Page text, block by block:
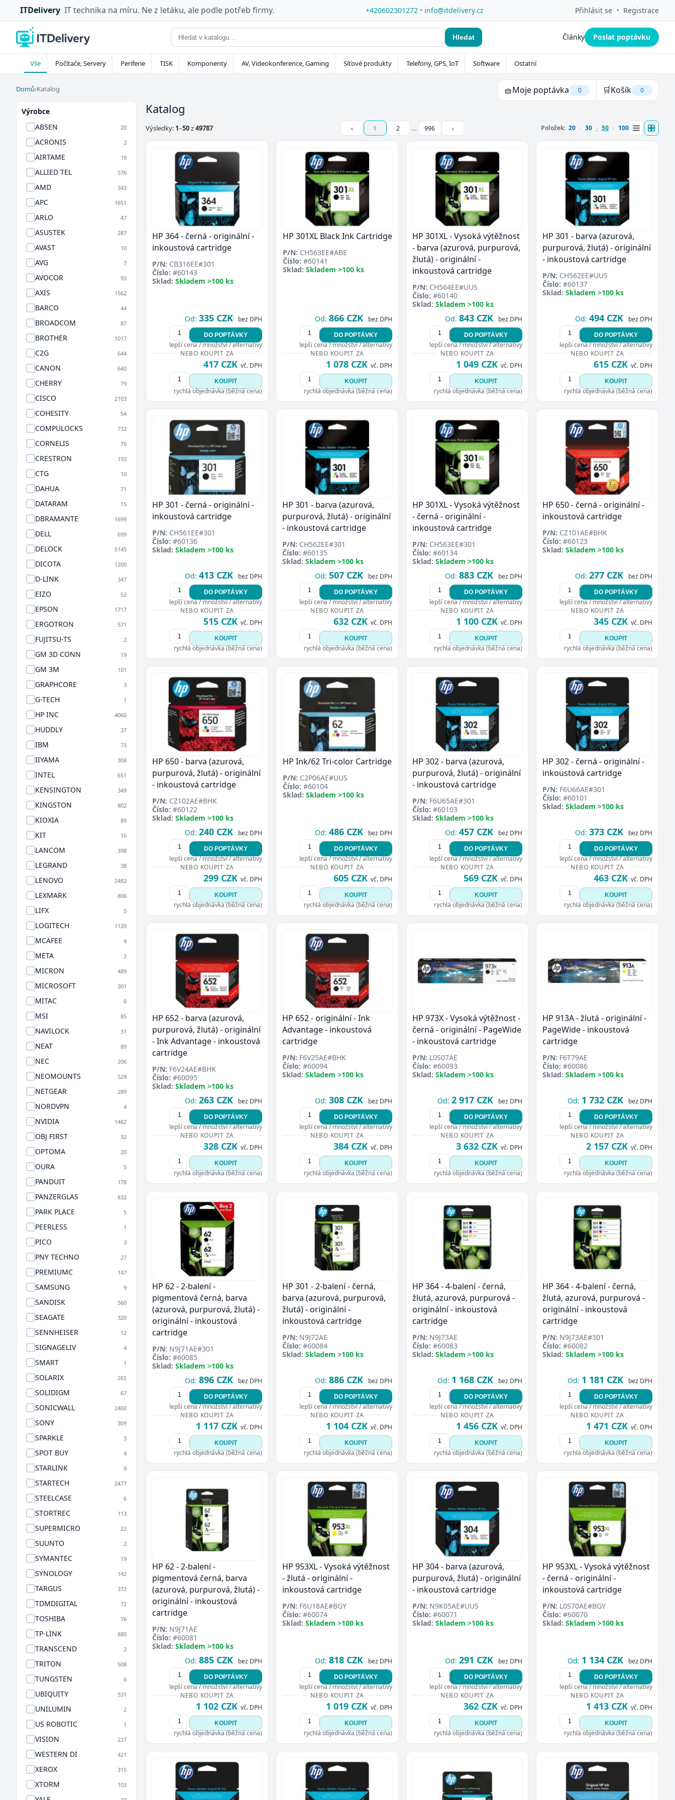
ITDelivery IT technika na míru. Ne z letáku, ale podle potřeb firmy. +420602301272 • info@itdelivery.cz Přihlásit se • Registrace
Hledat Články Poslat poptávku
Vše Počítače, Servery Periferie TISK Komponenty AV, Videokonference, Gaming Síťové produkty Telefony, GPS, IoT Software Ostatní
Domů›Katalog 🧺Moje poptávka 0 🛒Košík 0
Přejít do poptávky
Výrobce
ABSEN
20
ACRONIS 2
AIRTAME 19
ALLIED TEL 576
AMD 343
APC 1651
ARLO 47
ASUSTEK 287
AVAST 10
AVG 7
AVOCOR 93
AXIS 1562
BARCO 44
BROADCOM 87
BROTHER 1017
C2G 644
CANON 640
CHERRY 79
CISCO 2103
COHESITY 54
COMPULOCKS 732
CORNELIS 76
CRESTRON 193
CTG 10
DAHUA 71
DATARAM 15
DBRAMANTE 1699
DELL 699
DELOCK 5145
DICOTA 1200
D-LINK 347
EIZO 52
EPSON 1717
ERGOTRON 571
FUJITSU-TS 2
GM 3D CONN 19
GM 3M 101
GRAPHCORE 3
G-TECH 1
HP INC 4060
HUDDLY 37
IBM 73
IIYAMA 308
INTEL 651
KENSINGTON 349
KINGSTON 802
KIOXIA 89
KIT 16
LANCOM 398
LEGRAND 38
LENOVO 2482
LEXMARK 806
LIFX 5
LOGITECH 1120
MCAFEE 4
META 2
MICRON 489
MICROSOFT 301
MITAC 8
MSI 85
NAVILOCK 31
NEAT 89
NEC 206
NEOMOUNTS 529
NETGEAR 289
NORDVPN 4
NVIDIA 1482
OBJ FIRST 32
OPTOMA 20
OURA 5
PANDUIT 178
PANZERGLAS 832
PARK PLACE 5
PEERLESS 1
PICO 3
PNY TECHNO 27
PREMIUMC 147
SAMSUNG 9
SANDISK 560
SEAGATE 320
SENNHEISER 12
SIGNAGELIV 4
SMART 1
SOLARIX 265
SOLIDIGM 67
SONICWALL 2400
SONY 309
SPARKLE 3
SPOT BUY 4
STARLINK 9
STARTECH 2477
STEELCASE 6
STORTREC 113
SUPERMICRO 22
SUUNTO 2
SYMANTEC 19
SYNOLOGY 142
TARGUS 372
TDMDIGITAL 72
TOSHIBA 76
TP-LINK 880
TRANSCEND 2
TRITON 508
TUNGSTEN 6
UBIQUITY 531
UNILUMIN 2
US ROBOTIC 1
VISION 227
WESTERN DI 421
XEROX 315
XTORM 103
Katalog
Výsledky: 1–50z49787 ‹ 1 2 … 996 › Položek: 20 30 50 100
HP 364 - černá - originální -
inkoustová cartridge
P/N: CB316EE#301
Číslo: #60143
Sklad: Skladem >100 ks
Od: 335 CZK bez DPH
DO POPTÁVKY
lepší cena / množství / alternativy
NEBO KOUPIT ZA
417 CZK vč. DPH
KOUPIT
rychlá objednávka (běžná cena)
HP 301XL Black Ink Cartridge
P/N: CH563EE#ABE
Číslo: #60141
Sklad: Skladem >100 ks
Od: 866 CZK bez DPH
DO POPTÁVKY
lepší cena / množství / alternativy
NEBO KOUPIT ZA
1 078 CZK vč. DPH
KOUPIT
rychlá objednávka (běžná cena)
HP 301XL - Vysoká výtěžnost
- barva (azurová, purpurová,
žlutá) - originální -
inkoustová cartridge
P/N: CH564EE#UUS
Číslo: #60140
Sklad: Skladem >100 ks
Od: 843 CZK bez DPH
DO POPTÁVKY
lepší cena / množství / alternativy
NEBO KOUPIT ZA
1 049 CZK vč. DPH
KOUPIT
rychlá objednávka (běžná cena)
HP 301 - barva (azurová,
purpurová, žlutá) - originální
- inkoustová cartridge
P/N: CH562EE#UUS
Číslo: #60137
Sklad: Skladem >100 ks
Od: 494 CZK bez DPH
DO POPTÁVKY
lepší cena / množství / alternativy
NEBO KOUPIT ZA
615 CZK vč. DPH
KOUPIT
rychlá objednávka (běžná cena)
HP 301 - černá - originální -
inkoustová cartridge
P/N: CH561EE#301
Číslo: #60136
Sklad: Skladem >100 ks
Od: 413 CZK bez DPH
DO POPTÁVKY
lepší cena / množství / alternativy
NEBO KOUPIT ZA
515 CZK vč. DPH
KOUPIT
rychlá objednávka (běžná cena)
HP 301 - barva (azurová,
purpurová, žlutá) - originální
- inkoustová cartridge
P/N: CH562EE#301
Číslo: #60135
Sklad: Skladem >100 ks
Od: 507 CZK bez DPH
DO POPTÁVKY
lepší cena / množství / alternativy
NEBO KOUPIT ZA
632 CZK vč. DPH
KOUPIT
rychlá objednávka (běžná cena)
HP 301XL - Vysoká výtěžnost
- černá - originální -
inkoustová cartridge
P/N: CH563EE#301
Číslo: #60134
Sklad: Skladem >100 ks
Od: 883 CZK bez DPH
DO POPTÁVKY
lepší cena / množství / alternativy
NEBO KOUPIT ZA
1 100 CZK vč. DPH
KOUPIT
rychlá objednávka (běžná cena)
HP 650 - černá - originální -
inkoustová cartridge
P/N: CZ101AE#BHK
Číslo: #60123
Sklad: Skladem >100 ks
Od: 277 CZK bez DPH
DO POPTÁVKY
lepší cena / množství / alternativy
NEBO KOUPIT ZA
345 CZK vč. DPH
KOUPIT
rychlá objednávka (běžná cena)
HP 650 - barva (azurová,
purpurová, žlutá) - originální
- inkoustová cartridge
P/N: CZ102AE#BHK
Číslo: #60122
Sklad: Skladem >100 ks
Od: 240 CZK bez DPH
DO POPTÁVKY
lepší cena / množství / alternativy
NEBO KOUPIT ZA
299 CZK vč. DPH
KOUPIT
rychlá objednávka (běžná cena)
HP Ink/62 Tri-color Cartridge
P/N: C2P06AE#UUS
Číslo: #60104
Sklad: Skladem >100 ks
Od: 486 CZK bez DPH
DO POPTÁVKY
lepší cena / množství / alternativy
NEBO KOUPIT ZA
605 CZK vč. DPH
KOUPIT
rychlá objednávka (běžná cena)
HP 302 - barva (azurová,
purpurová, žlutá) - originální
- inkoustová cartridge
P/N: F6U65AE#301
Číslo: #60103
Sklad: Skladem >100 ks
Od: 457 CZK bez DPH
DO POPTÁVKY
lepší cena / množství / alternativy
NEBO KOUPIT ZA
569 CZK vč. DPH
KOUPIT
rychlá objednávka (běžná cena)
HP 302 - černá - originální -
inkoustová cartridge
P/N: F6U66AE#301
Číslo: #60101
Sklad: Skladem >100 ks
Od: 373 CZK bez DPH
DO POPTÁVKY
lepší cena / množství / alternativy
NEBO KOUPIT ZA
463 CZK vč. DPH
KOUPIT
rychlá objednávka (běžná cena)
HP 652 - barva (azurová,
purpurová, žlutá) - originální
- Ink Advantage - inkoustová
cartridge
P/N: F6V24AE#BHK
Číslo: #60095
Sklad: Skladem >100 ks
Od: 263 CZK bez DPH
DO POPTÁVKY
lepší cena / množství / alternativy
NEBO KOUPIT ZA
328 CZK vč. DPH
KOUPIT
rychlá objednávka (běžná cena)
HP 652 - originální - Ink
Advantage - inkoustová
cartridge
P/N: F6V25AE#BHK
Číslo: #60094
Sklad: Skladem >100 ks
Od: 308 CZK bez DPH
DO POPTÁVKY
lepší cena / množství / alternativy
NEBO KOUPIT ZA
384 CZK vč. DPH
KOUPIT
rychlá objednávka (běžná cena)
HP 973X - Vysoká výtěžnost -
černá - originální - PageWide
- inkoustová cartridge
P/N: L0S07AE
Číslo: #60093
Sklad: Skladem >100 ks
Od: 2 917 CZK bez DPH
DO POPTÁVKY
lepší cena / množství / alternativy
NEBO KOUPIT ZA
3 632 CZK vč. DPH
KOUPIT
rychlá objednávka (běžná cena)
HP 913A - žlutá - originální -
PageWide - inkoustová
cartridge
P/N: F6T79AE
Číslo: #60086
Sklad: Skladem >100 ks
Od: 1 732 CZK bez DPH
DO POPTÁVKY
lepší cena / množství / alternativy
NEBO KOUPIT ZA
2 157 CZK vč. DPH
KOUPIT
rychlá objednávka (běžná cena)
HP 62 - 2-balení -
pigmentová černá, barva
(azurová, purpurová, žlutá) -
originální - inkoustová
cartridge
P/N: N9J71AE#301
Číslo: #60085
Sklad: Skladem >100 ks
Od: 896 CZK bez DPH
DO POPTÁVKY
lepší cena / množství / alternativy
NEBO KOUPIT ZA
1 117 CZK vč. DPH
KOUPIT
rychlá objednávka (běžná cena)
HP 301 - 2-balení - černá,
barva (azurová, purpurová,
žlutá) - originální -
inkoustová cartridge
P/N: N9J72AE
Číslo: #60084
Sklad: Skladem >100 ks
Od: 886 CZK bez DPH
DO POPTÁVKY
lepší cena / množství / alternativy
NEBO KOUPIT ZA
1 104 CZK vč. DPH
KOUPIT
rychlá objednávka (běžná cena)
HP 364 - 4-balení - černá,
žlutá, azurová, purpurová -
originální - inkoustová
cartridge
P/N: N9J73AE
Číslo: #60083
Sklad: Skladem >100 ks
Od: 1 168 CZK bez DPH
DO POPTÁVKY
lepší cena / množství / alternativy
NEBO KOUPIT ZA
1 456 CZK vč. DPH
KOUPIT
rychlá objednávka (běžná cena)
HP 364 - 4-balení - černá,
žlutá, azurová, purpurová -
originální - inkoustová
cartridge
P/N: N9J73AE#301
Číslo: #60082
Sklad: Skladem >100 ks
Od: 1 181 CZK bez DPH
DO POPTÁVKY
lepší cena / množství / alternativy
NEBO KOUPIT ZA
1 471 CZK vč. DPH
KOUPIT
rychlá objednávka (běžná cena)
HP 62 - 2-balení -
pigmentová černá, barva
(azurová, purpurová, žlutá) -
originální - inkoustová
cartridge
P/N: N9J71AE
Číslo: #60081
Sklad: Skladem >100 ks
Od: 885 CZK bez DPH
DO POPTÁVKY
lepší cena / množství / alternativy
NEBO KOUPIT ZA
1 102 CZK vč. DPH
KOUPIT
rychlá objednávka (běžná cena)
HP 953XL - Vysoká výtěžnost
- žlutá - originální -
inkoustová cartridge
P/N: F6U18AE#BGY
Číslo: #60074
Sklad: Skladem >100 ks
Od: 818 CZK bez DPH
DO POPTÁVKY
lepší cena / množství / alternativy
NEBO KOUPIT ZA
1 019 CZK vč. DPH
KOUPIT
rychlá objednávka (běžná cena)
HP 304 - barva (azurová,
purpurová, žlutá) - originální
- inkoustová cartridge
P/N: N9K05AE#UUS
Číslo: #60071
Sklad: Skladem >100 ks
Od: 291 CZK bez DPH
DO POPTÁVKY
lepší cena / množství / alternativy
NEBO KOUPIT ZA
362 CZK vč. DPH
KOUPIT
rychlá objednávka (běžná cena)
HP 953XL - Vysoká výtěžnost
- černá - originální -
inkoustová cartridge
P/N: L0S70AE#BGY
Číslo: #60070
Sklad: Skladem >100 ks
Od: 1 134 CZK bez DPH
DO POPTÁVKY
lepší cena / množství / alternativy
NEBO KOUPIT ZA
1 413 CZK vč. DPH
KOUPIT
rychlá objednávka (běžná cena)